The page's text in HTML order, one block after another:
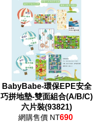
BabyBabe-環保EPE安全
巧拼地墊-雙面組合(A/B/C)
六片裝(93821)
網購售價 NT690